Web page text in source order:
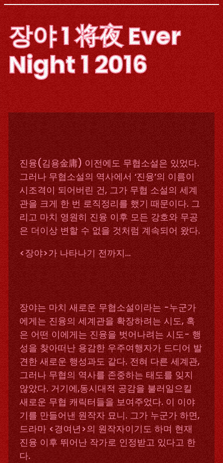
Skip
to
content
장야 1 将夜 Ever
Night 1 2016
진융(김용金庸) 이전에도 무협소설은 있었다.
그러나 무협소설의 역사에서 ‘진융’의 이름이
시조격이 되어버린 건, 그가 무협 소설의 세계
관을 크게 한 번 로직정리를 했기 때문이다. 그
리고 마치 영원히 진융 이후 모든 강호와 무공
은 더이상 변할 수 없을 것처럼 계속되어 왔다.
<장야>가 나타나기 전까지…
장야는 마치 새로운 무협소설이라는 -누군가
에게는 진융의 세계관을 확장하려는 시도, 혹
은 어떤 이에게는 진융을 벗어나려는 시도- 행
성을 찾아떠난 용감한 우주여행자가 드디어 발
견한 새로운 행성과도 같다. 전혀 다른 세계관,
그러나 무협의 역사를 존중하는 태도를 잊지
않았다. 거기에,동시대적 공감을 불러일으킬
새로운 무협 캐릭터들을 보여주었다. 이 이야
기를 만들어낸 원작자 묘니. 그가 누군가 하면,
드라마 <경여년>의 원작자이기도 하며 현재
진융 이후 뛰어난 작가로 인정받고 있다고 한
다.